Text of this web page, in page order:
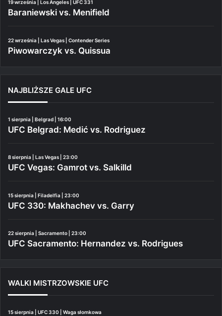
19 września | Los Angeles | UFC 331
Baraniewski vs. Menifield
22 września | Las Vegas | Contender Series
Piwowarczyk vs. Quissua
NAJBLIŻSZE GALE UFC
1 sierpnia | Belgrad | 16:00
UFC Belgrad: Medić vs. Rodriguez
8 sierpnia | Las Vegas | 23:00
UFC Vegas: Gamrot vs. Salkilld
15 sierpnia | Filadelfia | 23:00
UFC 330: Makhachev vs. Garry
22 sierpnia | Sacramento | 23:00
UFC Sacramento: Hernandez vs. Rodrigues
WALKI MISTRZOWSKIE UFC
15 sierpnia | UFC 330 | Waga słomkowa